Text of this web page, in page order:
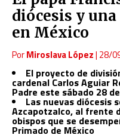
diócesis y
en México
PorMiroslava López| 28/
El proyecto de
cardenal Carlos Aguiar
Padre este sábado 28
Las nuevas diócesis
Azcapotzalco, al frente
obispos que se
Primado de México